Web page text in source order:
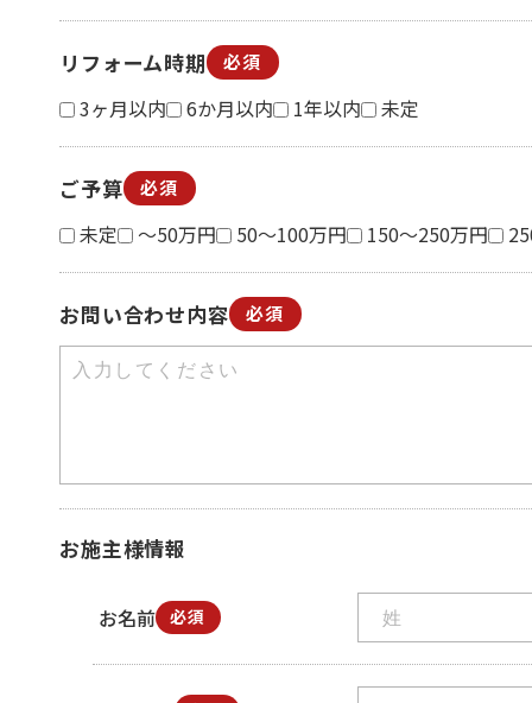
リフォーム時期 必須
3ヶ月以内 6か月以内 1年以内 未定
ご予算 必須
未定 ～50万円 50～100万円 150～250万円
お問い合わせ内容 必須
お施主様情報
お名前 必須